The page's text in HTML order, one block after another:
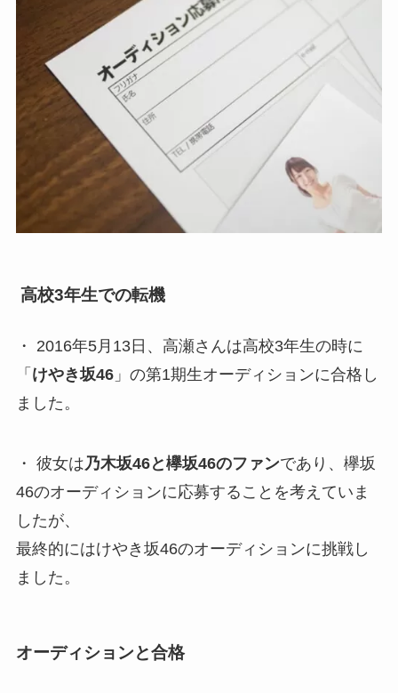
高校3年生での転機
・ 2016年5月13日、高瀬さんは高校3年生の時に
「 けやき坂46」の第1期生オーディションに合格し
ました。
・ 彼女は乃木坂46と欅坂46のファンであり、欅坂
46のオーディションに応募することを考えていま
したが、
最終的にはけやき坂46のオーディションに挑戦し
ました。
オーディションと合格